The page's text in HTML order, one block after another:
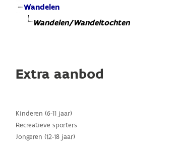
Wandelen
Wandelen/Wandeltochten
Extra aanbod
Kinderen (6-11 jaar)
Recreatieve sporters
Jongeren (12-18 jaar)